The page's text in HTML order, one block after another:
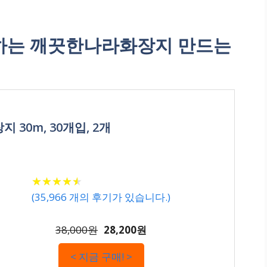
깨끗한나라화장지 만드는
30m, 30개입, 2개
★★★★★
★★★★★
(35,966 개의 후기가 있습니다.)
38,000원 28,200원
< 지금 구매! >